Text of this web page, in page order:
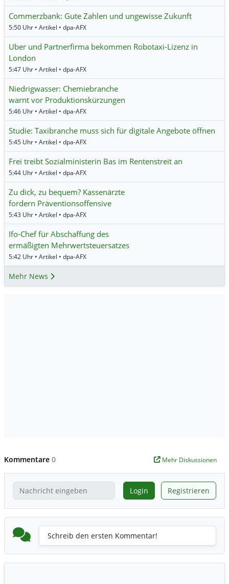
Commerzbank: Gute Zahlen und ungewisse Zukunft
5:50 Uhr • Artikel • dpa-AFX
Uber und Partnerfirma bekommen Robotaxi-Lizenz in
London
5:47 Uhr • Artikel • dpa-AFX
Niedrigwasser: Chemiebranche
warnt vor Produktionskürzungen
5:46 Uhr • Artikel • dpa-AFX
Studie: Taxibranche muss sich für digitale Angebote öffnen
5:45 Uhr • Artikel • dpa-AFX
Frei treibt Sozialministerin Bas im Rentenstreit an
5:44 Uhr • Artikel • dpa-AFX
Zu dick, zu bequem? Kassenärzte
fordern Präventionsoffensive
5:43 Uhr • Artikel • dpa-AFX
Ifo-Chef für Abschaffung des
ermäßigten Mehrwertsteuersatzes
5:42 Uhr • Artikel • dpa-AFX
Mehr News
Kommentare 0 Mehr Diskussionen
Login Registrieren
Schreib den ersten Kommentar!